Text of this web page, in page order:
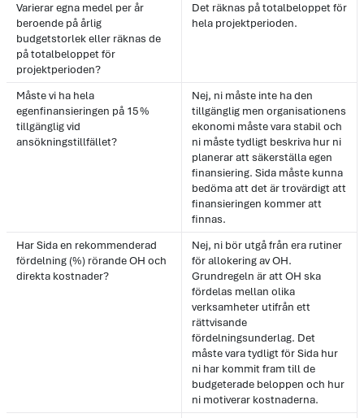
Varierar egna medel per år
beroende på årlig
budgetstorlek eller räknas de
på totalbeloppet för
projektperioden?
Det räknas på totalbeloppet för
hela projektperioden.
Måste vi ha hela
egenfinansieringen på 15 %
tillgänglig vid
ansökningstillfället?
Nej, ni måste inte ha den
tillgänglig men organisationens
ekonomi måste vara stabil och
ni måste tydligt beskriva hur ni
planerar att säkerställa egen
finansiering. Sida måste kunna
bedöma att det är trovärdigt att
finansieringen kommer att
finnas.
Har Sida en rekommenderad
fördelning (%) rörande OH och
direkta kostnader?
Nej, ni bör utgå från era rutiner
för allokering av OH.
Grundregeln är att OH ska
fördelas mellan olika
verksamheter utifrån ett
rättvisande
fördelningsunderlag. Det
måste vara tydligt för Sida hur
ni har kommit fram till de
budgeterade beloppen och hur
ni motiverar kostnaderna.